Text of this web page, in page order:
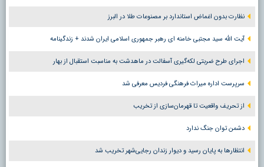
نظارت بدون اغماض استاندارد بر مصنوعات طلا در البرز
آیت الله سید مجتبی خامنه ای رهبر جمهوری اسلامی ایران شدند + زندگینامه
اجرای طرح ضربتی لکه‌گیری آسفالت در ماهدشت به مناسبت استقبال از بهار
سرپرست اداره میراث فرهنگی فردیس معرفی شد
از تحریف واقعیت تا قهرمان‌سازی از تخریب
دشمن توان جنگ ندارد
انتظارها به پایان رسید و دیوار زندان رجایی‌شهر تخریب شد